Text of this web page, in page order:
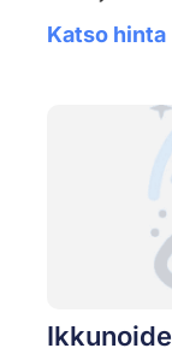
Katso hinta